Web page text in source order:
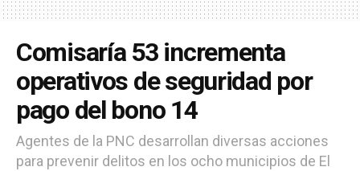
Comisaría 53 incrementa
operativos de seguridad por
pago del bono 14
Agentes de la PNC desarrollan diversas acciones
para prevenir delitos en los ocho municipios de El